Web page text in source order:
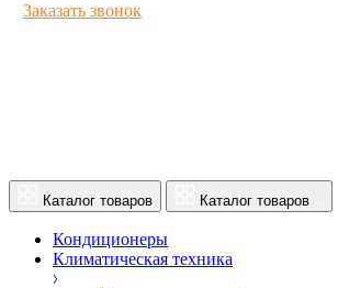
Заказать звонок
Каталог товаров Каталог товаров
Кондиционеры
Климатическая техника